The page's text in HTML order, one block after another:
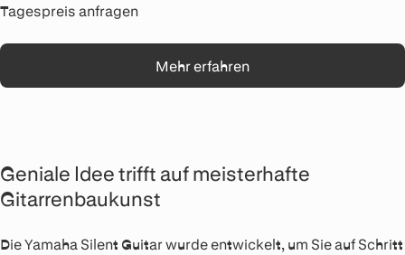
Tagespreis anfragen
Mehr erfahren
Geniale Idee trifft auf meisterhafte
Gitarrenbaukunst
Die Yamaha Silent Guitar wurde entwickelt, um Sie auf Schritt